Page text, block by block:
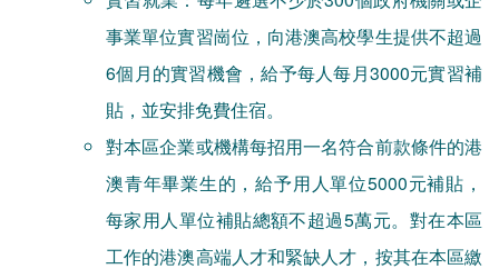
事業單位實習崗位，向港澳高校學生提供不超過
6個月的實習機會，給予每人每月3000元實習補
貼，並安排免費住宿。
對本區企業或機構每招用一名符合前款條件的港
澳青年畢業生的，給予用人單位5000元補貼，
每家用人單位補貼總額不超過5萬元。對在本區
工作的港澳高端人才和緊缺人才，按其在本區繳